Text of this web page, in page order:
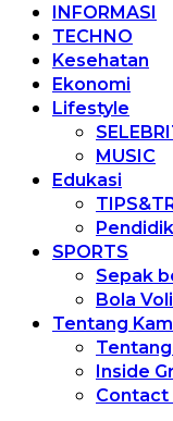
INFORMASI
TECHNO
Kesehatan
Ekonomi
Lifestyle
MUSIC
Edukasi
SPORTS
Sepak
Bola Voli
Tentang
Inside
Contact